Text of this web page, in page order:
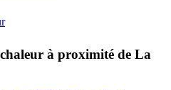
à proximité de La